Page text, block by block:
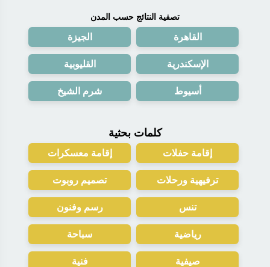
تصفية النتائج حسب المدن
القاهرة الجيزة
الإسكندرية القليوبية
أسيوط شرم الشيخ
كلمات بحثية
إقامة حفلات إقامة معسكرات
ترفيهية ورحلات تصميم روبوت
تنس رسم وفنون
رياضية سباحة
صيفية فنية